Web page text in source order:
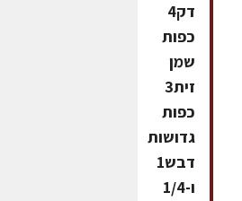
דק4
כפות
שמן
זית3
כפות
גדושות
דבש1
ו-1/4